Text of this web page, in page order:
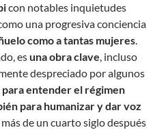
con notables inquietudes
una progresiva conciencia
como a tantas mujeres.
esuna obra clave, incluso
despreciado por algunos
para entender el régimen
para humanizar y dar voz
de un cuarto siglo después